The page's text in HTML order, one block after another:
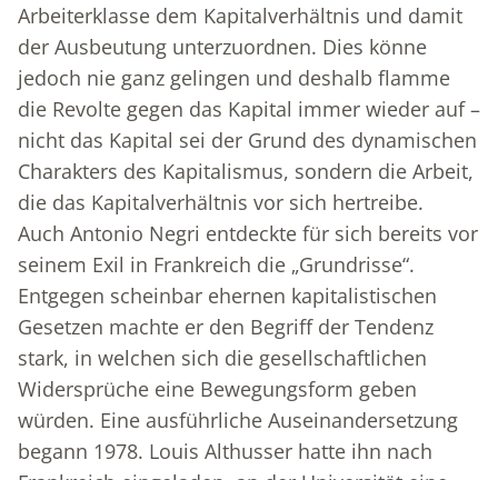
Arbeiterklasse dem Kapitalverhältnis und damit
der Ausbeutung unterzuordnen. Dies könne
jedoch nie ganz gelingen und deshalb flamme
die Revolte gegen das Kapital immer wieder auf –
nicht das Kapital sei der Grund des dynamischen
Charakters des Kapitalismus, sondern die Arbeit,
die das Kapitalverhältnis vor sich hertreibe.
Auch Antonio Negri entdeckte für sich bereits vor
seinem Exil in Frankreich die „Grundrisse“.
Entgegen scheinbar ehernen kapitalistischen
Gesetzen machte er den Begriff der Tendenz
stark, in welchen sich die gesellschaftlichen
Widersprüche eine Bewegungsform geben
würden. Eine ausführliche Auseinandersetzung
begann 1978. Louis Althusser hatte ihn nach